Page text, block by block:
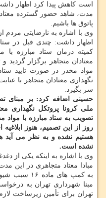
است كاهش پیدا كرد اظهار
مدت، شاهد حضور گسترده
پاتوق ها باشیم.
وی با اشاره به نارضایتی مردم
اظهار داشت: چندی قبل در
كمیته درمان ستاد مبارزه
معتادان متجاهر برگزار گردید
مواد مخدر در صورت تایید
نگهداری معتادان متجاهر با
سر بگیرد.
حسینی اضافه كرد: بر مبنای
تصویب به ستاد مبارزه با مواد
روز از این تصمیم، هنوز
هستیم نشده و به نظر می
نشده است.
وی با اشاره به اینكه یكی از
مبادا معتاد متجاهری در این
به كمپ های
مبنا شهرداری تهران به
تهران برای تأمین زیرساخت